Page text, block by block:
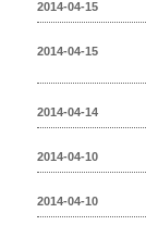
2014-04-15
2014-04-15
2014-04-14
2014-04-10
2014-04-10